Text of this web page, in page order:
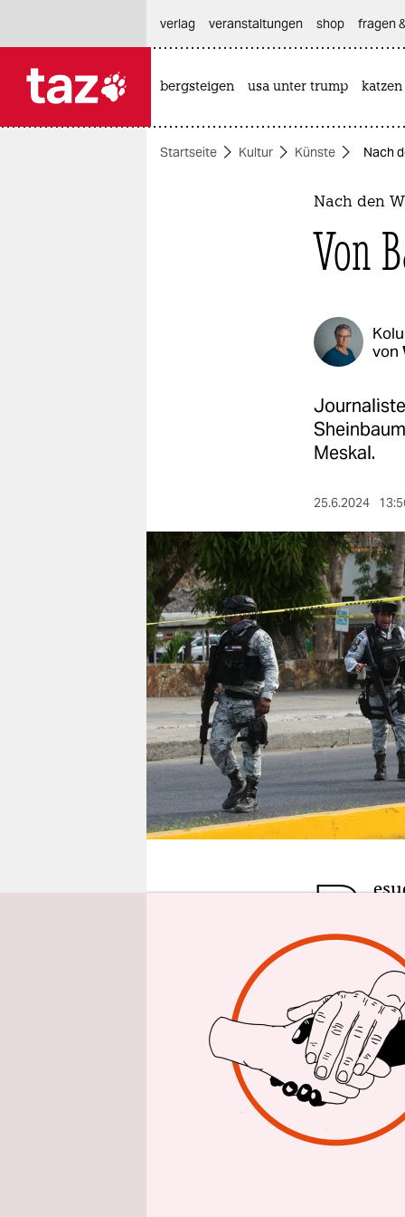
themen
verlag
verlag
veranstaltungen
shop
fragen & hilfe
unterstützen
abo
genossenschaft
epaper login
verlag
veranstaltungen shop fragen
bergsteigen usa unter trump katzen
Startseite Kultur Künste Nach
Nach den
Von
von
Meskal.
25.6.2024
B Bei
des
in dem
Sergio
so oft
gemacht.
Dabei
künftige